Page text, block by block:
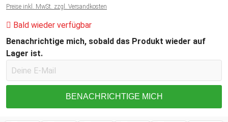
Preise inkl. MwSt. zzgl. Versandkosten
Bald wieder verfügbar
Benachrichtige mich, sobald das Produkt wieder auf
Lager ist.
BENACHRICHTIGE MICH